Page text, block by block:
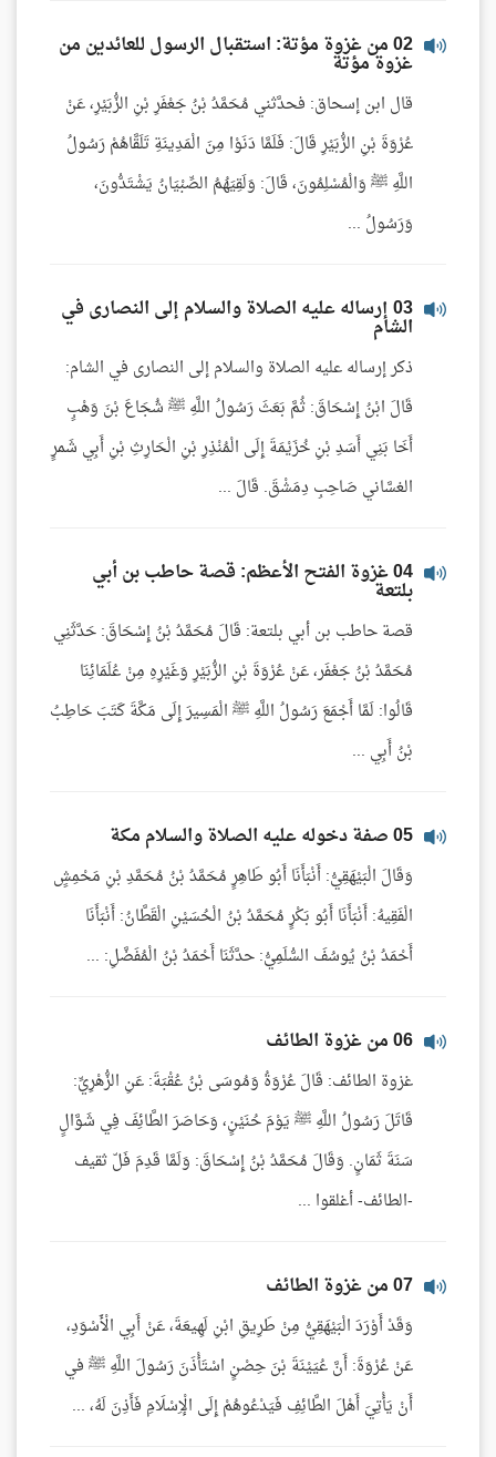
02 من غزوة مؤتة: استقبال الرسول للعائدين من
غزوة مؤتة
قال ابن إسحاق: فحدَّثني مُحَمَّدُ بْنُ جَعْفَرِ بْنِ الزُّبَيْرِ، عَنْ
عُرْوَةَ بْنِ الزُّبَيْرِ قَالَ: فَلَمَّا دَنَوْا مِنَ الْمَدِينَةِ تَلَقَّاهُمْ رَسُولُ
اللَّهِ ﷺ وَالْمُسْلِمُونَ، قَالَ: وَلَقِيَهُمُ الصِّبْيَانُ يَشْتَدُّونَ،
وَرَسُولُ ...
03 إرساله عليه الصلاة والسلام إلى النصارى في
الشام
ذكر إرساله عليه الصلاة والسلام إلى النصارى في الشام:
قَالَ ابْنُ إِسْحَاقَ: ثُمَّ بَعَثَ رَسُولُ اللَّهِ ﷺ شُجَاعَ بْنَ وَهْبٍ
أَخَا بَنِي أَسَدِ بْنِ خُزَيْمَةَ إِلَى الْمُنْذِرِ بْنِ الْحَارِثِ بْنِ أَبِي شَمرٍ
الغسَّاني صَاحِبِ دِمَشْقَ. قَالَ ...
04 غزوة الفتح الأعظم: قصة حاطب بن أبي
بلتعة
قصة حاطب بن أبي بلتعة: قَالَ مُحَمَّدُ بْنُ إِسْحَاقَ: حَدَّثَنِي
مُحَمَّدُ بْنُ جَعْفَر، عَنْ عُرْوَةَ بْنِ الزُّبَيْرِ وَغَيْرِهِ مِنْ عُلَمَائِنَا
قَالُوا: لَمَّا أَجْمَعَ رَسُولُ اللَّهِ ﷺ الْمَسِيرَ إِلَى مَكَّةَ كَتَبَ حَاطِبُ
بْنُ أَبِي ...
05 صفة دخوله عليه الصلاة والسلام مكة
وَقَالَ الْبَيْهَقِيُّ: أَنْبَأَنَا أَبُو طَاهِرٍ مُحَمَّدُ بْنُ مُحَمَّدِ بْنِ مَحْمِشٍ
الْفَقِيهُ: أَنْبَأَنَا أَبُو بَكْرٍ مُحَمَّدُ بْنُ الْحُسَيْنِ الْقَطَّانُ: أَنْبَأَنَا
أَحْمَدُ بْنُ يُوسُفَ السُّلَمِيُّ: حدَّثَنَا أَحْمَدُ بْنُ الْمُفَضَّلِ: ...
06 من غزوة الطائف
غزوة الطائف: قَالَ عُرْوَةُ وَمُوسَى بْنُ عُقْبَةَ: عَنِ الزُّهْرِيِّ:
قَاتَلَ رَسُولُ اللَّهِ ﷺ يَوْمَ حُنَيْنٍ، وَحَاصَرَ الطَّائِفَ فِي شَوَّالٍ
سَنَةَ ثَمَانٍ. وَقَالَ مُحَمَّدُ بْنُ إِسْحَاقَ: وَلَمَّا قَدِمَ فَلّ ثقيف
-الطائف- أغلقوا ...
07 من غزوة الطائف
وَقَدْ أَوْرَدَ الْبَيْهَقِيُّ مِنْ طَرِيقِ ابْنِ لَهِيعَةَ، عَنْ أَبِي الْأَسْوَدِ،
عَنْ عُرْوَةَ: أَنَّ عُيَيْنَةَ بْنَ حِصْنٍ اسْتَأْذَنَ رَسُولَ اللَّهِ ﷺ في
أَنْ يَأْتِيَ أَهْلَ الطَّائِفِ فَيَدْعُوهُمْ إِلَى الْإِسْلَامِ فَأَذِنَ لَهُ، ...